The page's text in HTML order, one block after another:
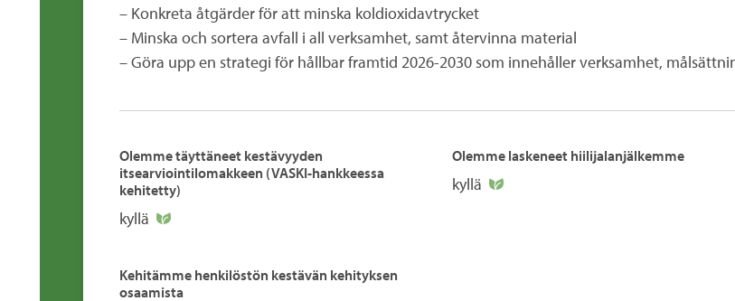
– Konkreta åtgärder för att minska koldioxidavtrycket
– Minska och sortera avfall i all verksamhet, samt återvinna material
– Göra upp en strategi för hållbar framtid 2026-2030 som innehåller verksamhet,
Olemme täyttäneet kestävyyden
itsearviointilomakkeen (VASKI-hankkeessa
kehitetty)
kyllä
Olemme laskeneet hiilijalanjälkemme
kyllä
Kehitämme henkilöstön kestävän kehityksen
osaamista